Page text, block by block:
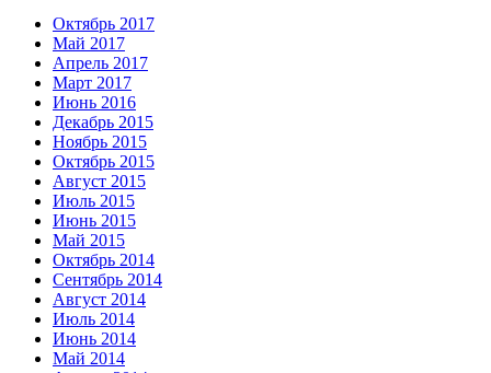
Октябрь 2017
Май 2017
Апрель 2017
Март 2017
Июнь 2016
Декабрь 2015
Ноябрь 2015
Октябрь 2015
Август 2015
Июль 2015
Июнь 2015
Май 2015
Октябрь 2014
Сентябрь 2014
Август 2014
Июль 2014
Июнь 2014
Май 2014